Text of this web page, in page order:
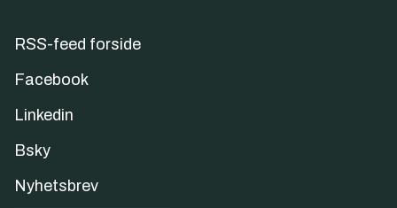
RSS-feed forside
Facebook
Linkedin
Bsky
Nyhetsbrev